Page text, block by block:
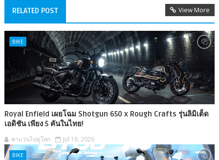
RELATED POST View More
BIKE
Royal Enfield เผยโฉม Shotgun 650 x Rough Crafts รุ่นลิมิเต็ด
เอดิชัน เพียง 5 คันในไทย!
พาแว่นไปดูโลก Jul 16, 2026
BIKE